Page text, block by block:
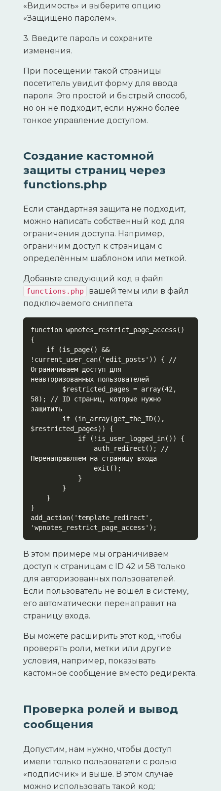
«Видимость» и выберите опцию
«Защищено паролем».
3. Введите пароль и сохраните
изменения.
При посещении такой страницы
посетитель увидит форму для ввода
пароля. Это простой и быстрый способ,
но он не подходит, если нужно более
тонкое управление доступом.
Создание кастомной
защиты страниц через
functions.php
Если стандартная защита не подходит,
можно написать собственный код для
ограничения доступа. Например,
ограничим доступ к страницам с
определённым шаблоном или меткой.
Добавьте следующий код в файл
functions.php
вашей темы или в файл
подключаемого сниппета:
function wpnotes_restrict_page_access()
{
!current_user_can('edit_posts')) { //
Ограничиваем доступ для
неавторизованных пользователей
58); // ID страниц, которые нужно
защитить
$restricted_pages)) {
Перенаправляем на страницу входа
}
add_action('template_redirect',
'wpnotes_restrict_page_access');
В этом примере мы ограничиваем
доступ к страницам с ID 42 и 58 только
для авторизованных пользователей.
Если пользователь не вошёл в систему,
его автоматически перенаправит на
страницу входа.
Вы можете расширить этот код, чтобы
проверять роли, метки или другие
условия, например, показывать
кастомное сообщение вместо редиректа.
Проверка ролей и вывод
сообщения
Допустим, нам нужно, чтобы доступ
имели только пользователи с ролью
«подписчик» и выше. В этом случае
можно использовать такой код: